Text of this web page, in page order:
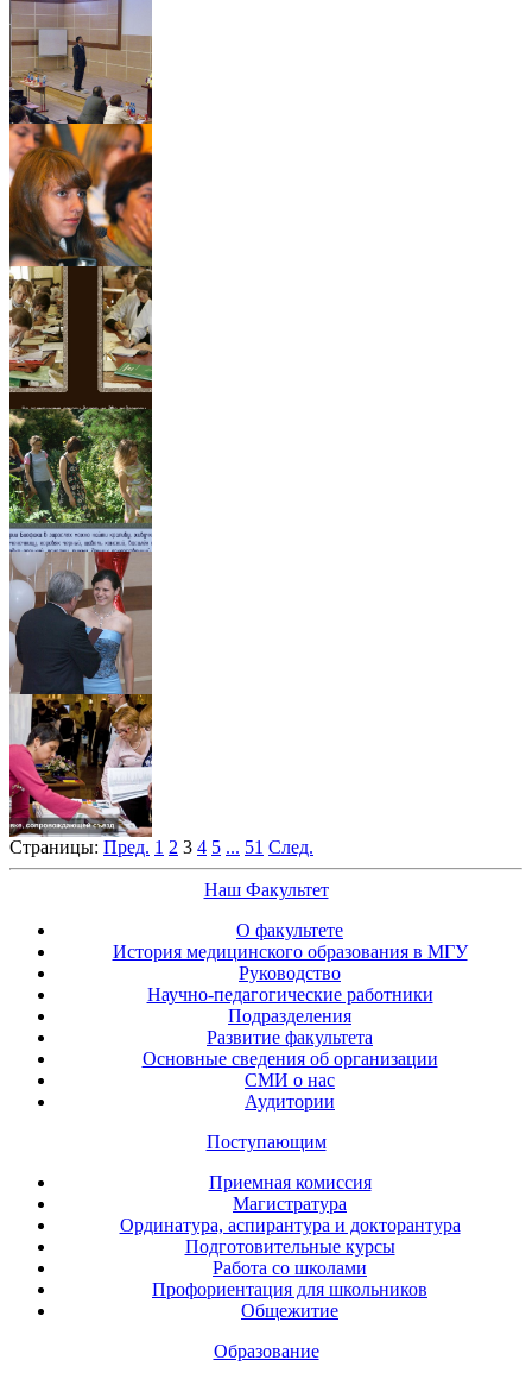
Страницы: Пред. 1 2 3 4 5 ... 51 След.
Наш Факультет
О факультете
История медицинского образования в МГУ
Руководство
Научно-педагогические работники
Подразделения
Развитие факультета
Основные сведения об организации
СМИ о нас
Аудитории
Поступающим
Приемная комиссия
Магистратура
Ординатура, аспирантура и докторантура
Подготовительные курсы
Работа со школами
Профориентация для школьников
Общежитие
Образование